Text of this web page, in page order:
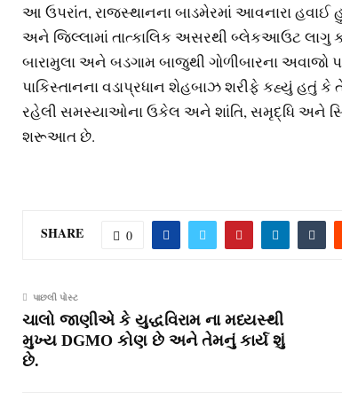
આ ઉપરાંત, રાજસ્થાનના બાડમેરમાં આવનારા
અને જિલ્લામાં તાત્કાલિક અસરથી બ્લેકઆઉટ લાગુ
બારામુલા અને બડગામ બાજુથી ગોળીબારના અવાજો
પાકિસ્તાનના વડાપ્રધાન શેહબાઝ શરીફે કહ્યું હતું
રહેલી સમસ્યાઓના ઉકેલ અને શાંતિ, સમૃદ્ધિ અને
શરૂઆત છે.
SHARE 0
પાછલી પોસ્ટ
ચાલો જાણીએ કે યુદ્ધવિરામ ના મધ્યસ્થી
મુખ્ય DGMO કોણ છે અને તેમનું કાર્ય શું
છે.